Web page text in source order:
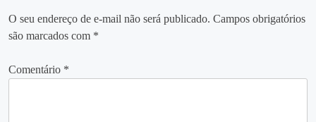
O seu endereço de e-mail não será publicado. Campos obrigatórios
são marcados com *
Comentário *